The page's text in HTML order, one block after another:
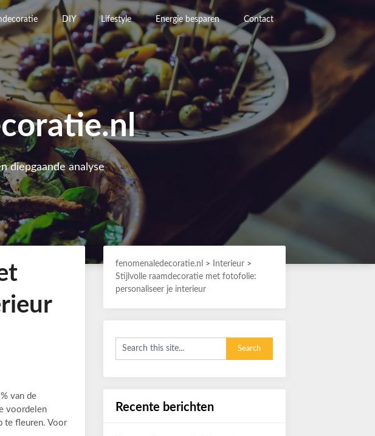
DIY Lifestyle Energie besparen Contact
diepgaande analyse
van de
voordelen
te fleuren. Voor
fenomenaledecoratie.nl > Interieur >
Stijlvolle raamdecoratie met fotofolie:
personaliseer je interieur
Recente berichten